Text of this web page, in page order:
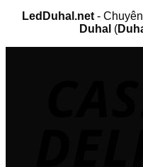
LedDuhal.net-
Duhal (